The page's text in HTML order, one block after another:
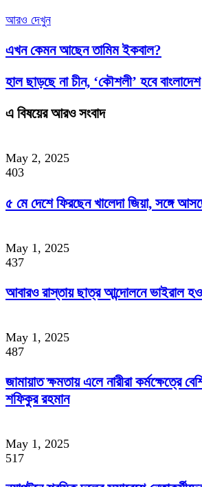
আরও দেখুন
এখন কেমন আছেন তামিম ইকবাল?
হাল ছাড়ছে না চীন, ‘কৌশলী’ হবে বাংলাদেশ
এ বিষয়ের আরও সংবাদ
May 2, 2025
403
৫ মে দেশে ফিরছেন খালেদা জিয়া, সঙ্গে
May 1, 2025
437
আবারও রাস্তায় ছাত্র আন্দোলনে ভাইরাল
May 1, 2025
487
জামায়াত ক্ষমতায় এলে নারীরা কর্মক্ষেত্রে
শফিকুর রহমান
May 1, 2025
517